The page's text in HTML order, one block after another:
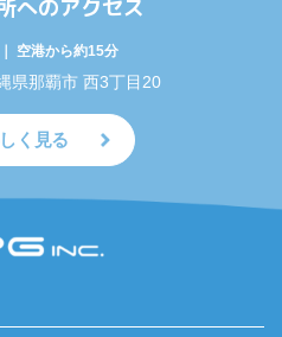
へのアクセス
｜ 空港から約15分
那覇市 西3丁目20
く見る